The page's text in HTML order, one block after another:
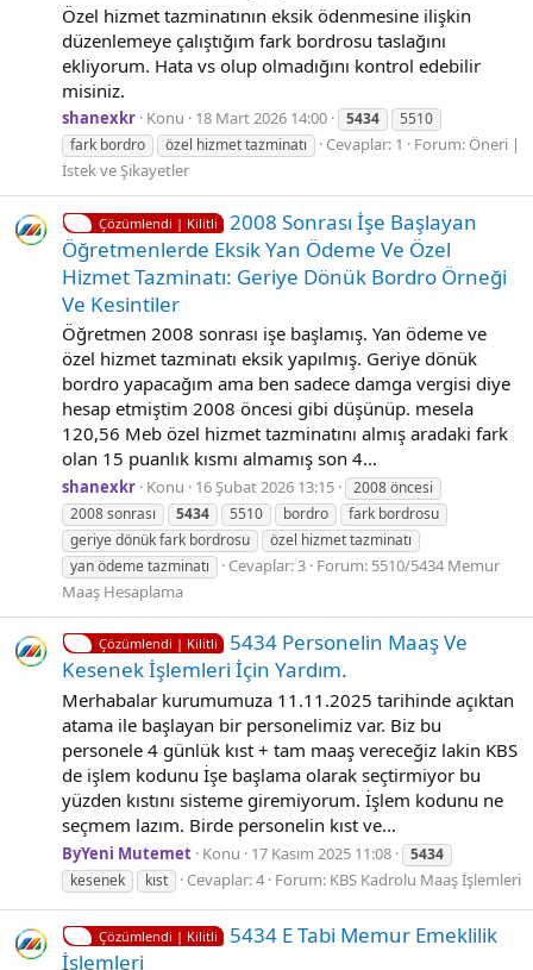
Özel hizmet tazminatının eksik ödenmesine ilişkin
düzenlemeye çalıştığım fark bordrosu taslağını
ekliyorum. Hata vs olup olmadığını kontrol edebilir
misiniz.
shanexkr Konu 18 Mart 2026 14:00 5434
5510
fark bordro
özel hizmet tazminatı Cevaplar: 1 Forum: Öneri |
İstek ve Şikayetler
Çözümlendi | Kilitli
2008 Sonrası İşe Başlayan
Öğretmenlerde Eksik Yan Ödeme Ve Özel
Hizmet Tazminatı: Geriye Dönük Bordro Örneği
Ve Kesintiler
Öğretmen 2008 sonrası işe başlamış. Yan ödeme ve
özel hizmet tazminatı eksik yapılmış. Geriye dönük
bordro yapacağım ama ben sadece damga vergisi diye
hesap etmiştim 2008 öncesi gibi düşünüp. mesela
120,56 Meb özel hizmet tazminatını almış aradaki fark
olan 15 puanlık kısmı almamış son 4...
shanexkr Konu 16 Şubat 2026 13:15
2008 öncesi
2008 sonrası
5434 5510 bordro
fark bordrosu
geriye dönük fark bordrosu
özel hizmet tazminatı
yan ödeme tazminatı
Cevaplar: 3 Forum: 5510/5434 Memur
Maaş Hesaplama
Çözümlendi | Kilitli
5434 Personeli̇n Maaş Ve
Kesenek İşlemleri̇ İçi̇n Yardım.
Merhabalar kurumumuza 11.11.2025 tarihinde açıktan
atama ile başlayan bir personelimiz var. Biz bu
personele 4 günlük kıst + tam maaş vereceğiz lakin KBS
de işlem kodunu İşe başlama olarak seçtirmiyor bu
yüzden kıstını sisteme giremiyorum. İşlem kodunu ne
seçmem lazım. Birde personelin kıst ve...
ByYeni Mutemet Konu 17 Kasım 2025 11:08
5434
kesenek
kıst Cevaplar: 4 Forum: KBS Kadrolu Maaş İşlemleri
Çözümlendi | Kilitli
5434 E Tabi Memur Emeklilik
İşlemleri